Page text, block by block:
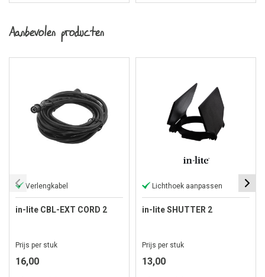
Aanbevolen producten
Verlengkabel
in-lite CBL-EXT CORD 2
Prijs per stuk
16,00
Lichthoek aanpassen
in-lite SHUTTER 2
Prijs per stuk
13,00